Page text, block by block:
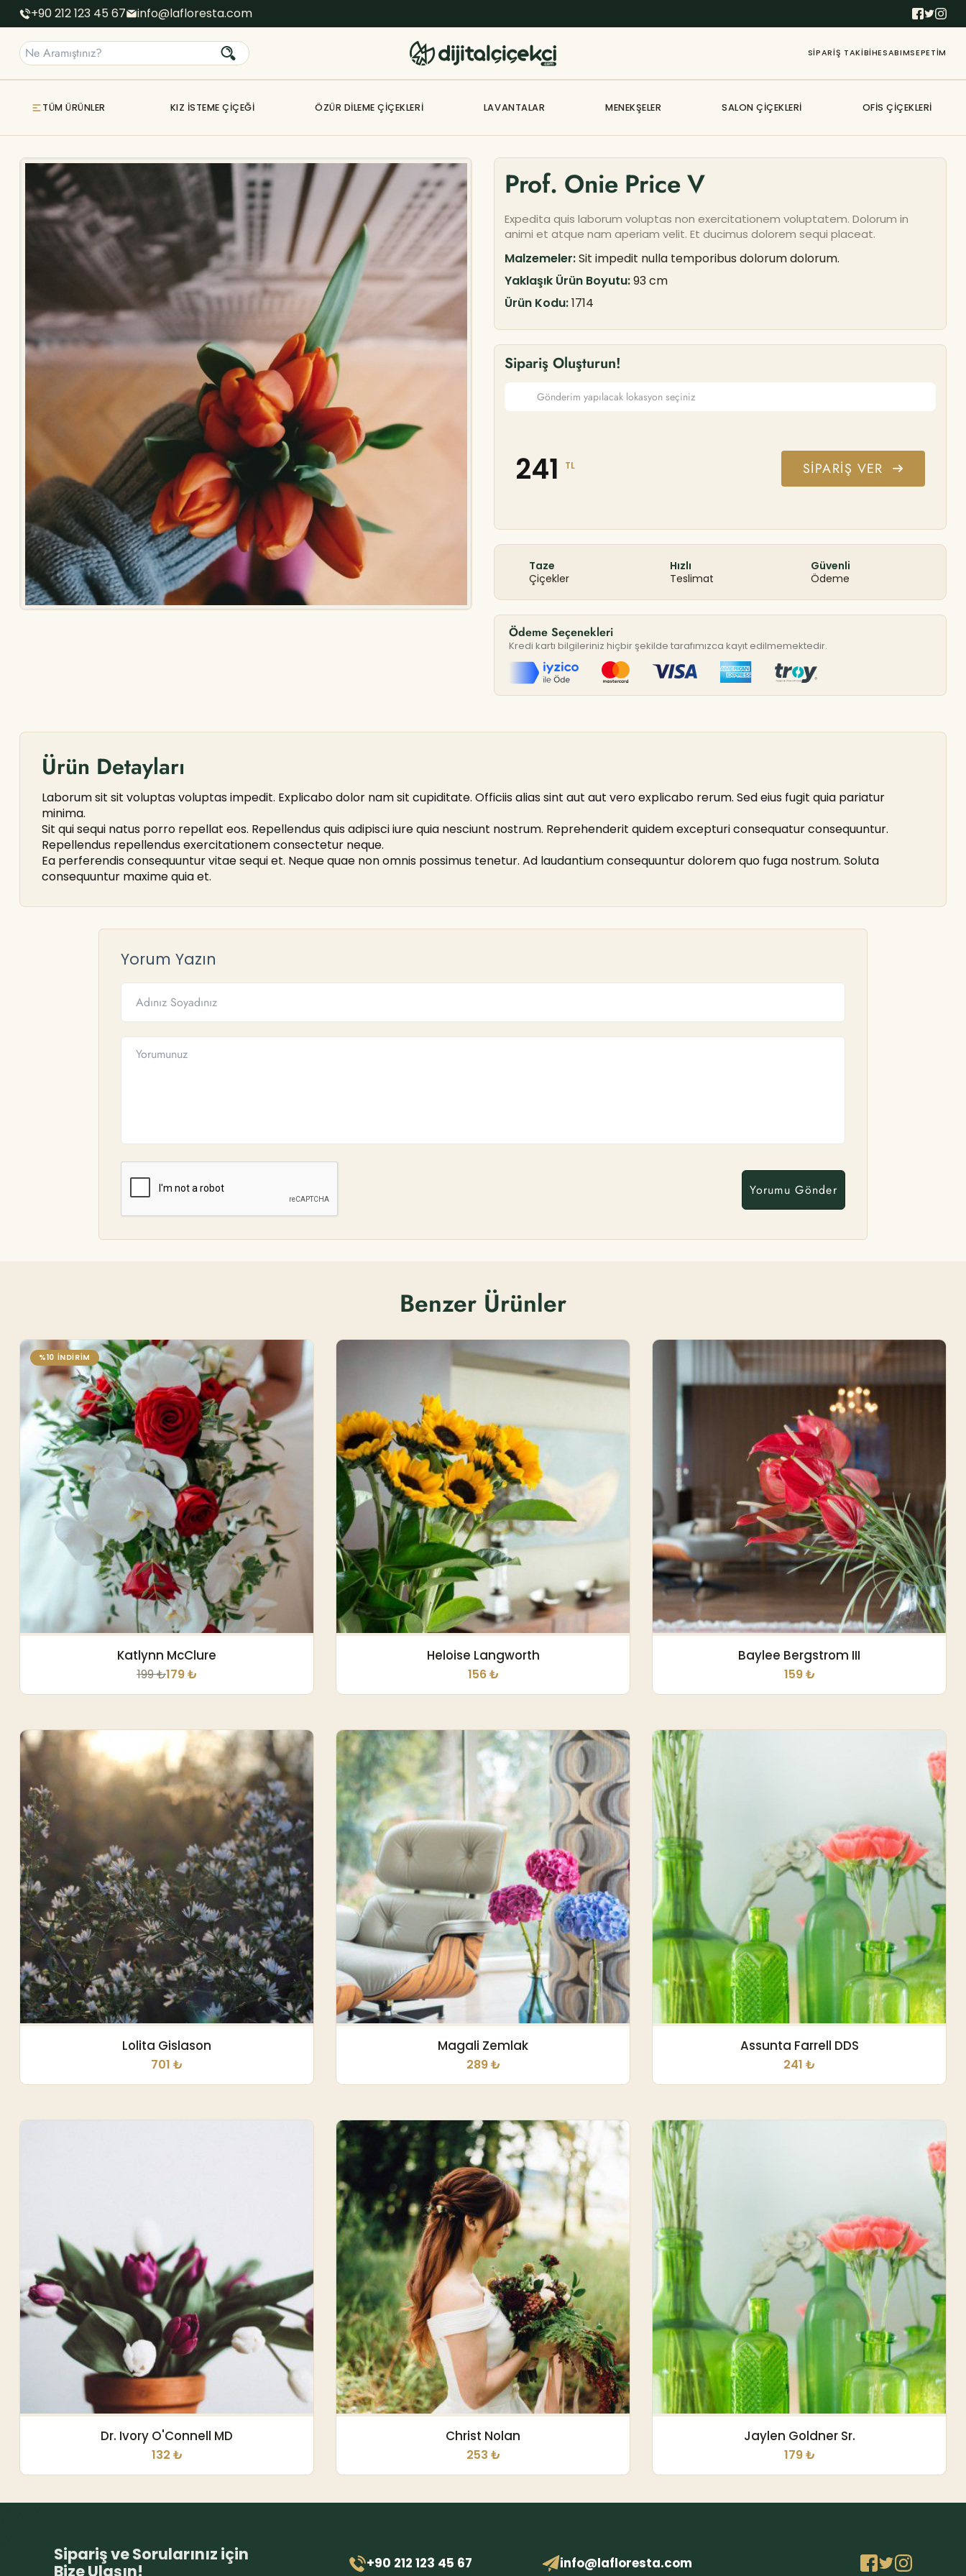
+90 212 123 45 67 info@lafloresta.com
SIPARIŞ TAKIBIHESABIMSEPETIM
TÜM ÜRÜNLER KIZ İSTEME ÇIÇEĞI ÖZÜR DILEME ÇIÇEKLERI LAVANTALAR MENEKŞELER SALON ÇIÇEKLERI OFIS ÇIÇEKLERI
Prof. Onie Price V
Expedita quis laborum voluptas non exercitationem voluptatem. Dolorum in
animi et atque nam aperiam velit. Et ducimus dolorem sequi placeat.
Malzemeler:Sit impedit nulla temporibus dolorum dolorum.
Yaklaşık Ürün Boyutu:93 cm
Ürün Kodu:1714
Sipariş Oluşturun!
241 TL SIPARIŞ VER
Taze
Çiçekler
Hızlı
Teslimat
Güvenli
Ödeme
Ödeme Seçenekleri
Kredi kartı bilgileriniz hiçbir şekilde tarafımızca kayıt edilmemektedir.
Ürün Detayları
Laborum sit sit voluptas voluptas impedit. Explicabo dolor nam sit cupiditate. Officiis alias sint aut aut vero explicabo rerum. Sed eius fugit quia pariatur
minima.
Sit qui sequi natus porro repellat eos. Repellendus quis adipisci iure quia nesciunt nostrum. Reprehenderit quidem excepturi consequatur consequuntur.
Repellendus repellendus exercitationem consectetur neque.
Ea perferendis consequuntur vitae sequi et. Neque quae non omnis possimus tenetur. Ad laudantium consequuntur dolorem quo fuga nostrum. Soluta
consequuntur maxime quia et.
Yorum Yazın
Benzer Ürünler
%10 İNDİRİM
Katlynn McClure
199 ₺179 ₺
Heloise Langworth
156 ₺
Baylee Bergstrom III
159 ₺
Lolita Gislason
701 ₺
Magali Zemlak
289 ₺
Assunta Farrell DDS
241 ₺
Dr. Ivory O'Connell MD
132 ₺
Christ Nolan
253 ₺
Jaylen Goldner Sr.
179 ₺
Sipariş ve Sorularınız için
Bize Ulaşın!
+90 212 123 45 67 info@lafloresta.com